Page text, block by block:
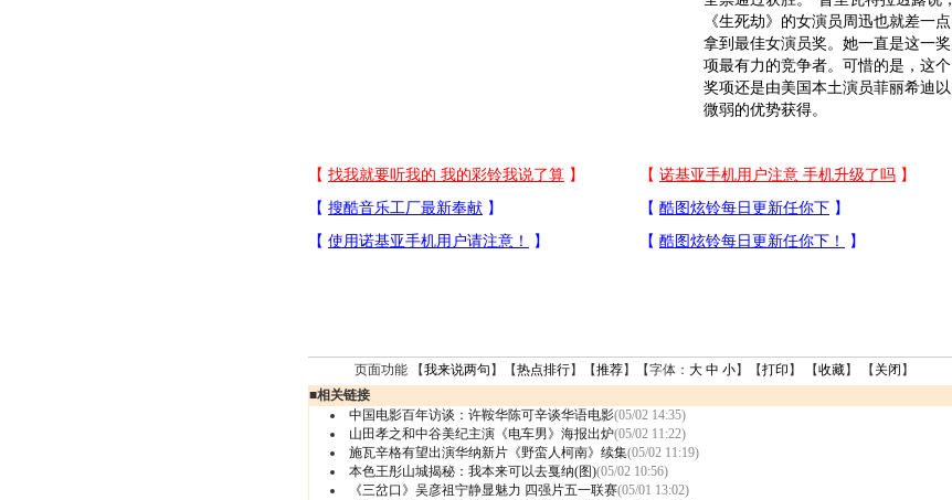
《生死劫》的女演员周迅也就差一点
拿到最佳女演员奖。她一直是这一奖
项最有力的竞争者。可惜的是，这个
奖项还是由美国本土演员菲丽希迪以
微弱的优势获得。
页面功能 【我来说两句 】【热点排行】【推荐】【字体： 大 中 小】【打印 】 【收藏】 【 关闭 】
■相关链接
中国电影百年访谈：许鞍华陈可辛谈华语电影(05/02 14:35)
山田孝之和中谷美纪主演《电车男》海报出炉(05/02 11:22)
施瓦辛格有望出演华纳新片《野蛮人柯南》续集(05/02 11:19)
本色王彤山城揭秘：我本来可以去戛纳(图)(05/02 10:56)
《三岔口》吴彦祖宁静显魅力 四强片五一联赛(05/01 13:02)